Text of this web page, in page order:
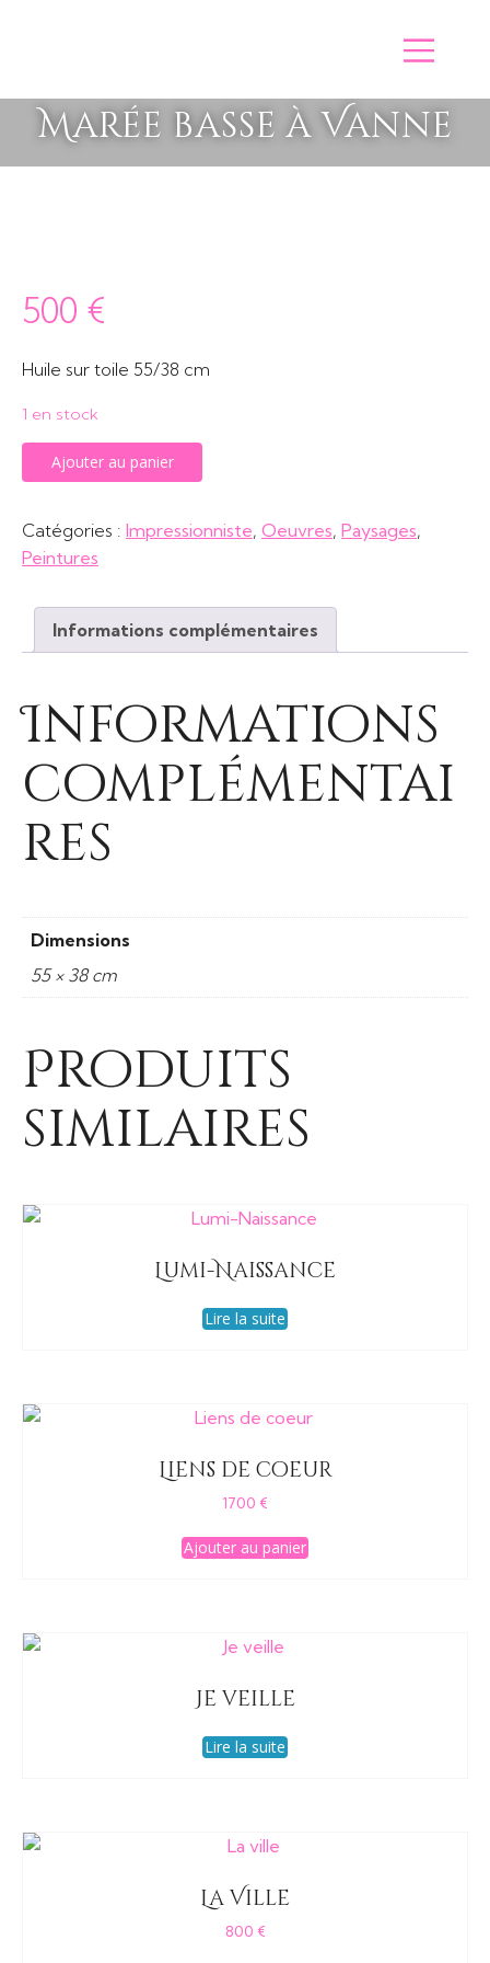
Marée basse à Vanne
500 €
Huile sur toile 55/38 cm
1 en stock
quantité
de
basse
à
Ajouter au panier
Catégories : Impressionniste, Oeuvres, Paysages,
Peintures
Informations complémentaires
Informations
complémentai
res
Dimensions
55 × 38 cm
Produits
similaires
Lumi-Naissance
Lire la suite
Liens de coeur
1700 €
Ajouter au panier
Je veille
Lire la suite
La Ville
800 €